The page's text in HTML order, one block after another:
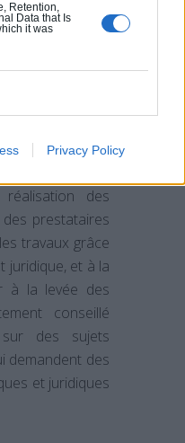
Retention,
Data that Is
it was
Privacy Policy
de gestion
ligne comme
donc d’être
sur
En effet, des
des
prestataires
travaux grâce
juridique, et à la
à la levée des
conseillé
sur des sujets
demandent des
et juridiques